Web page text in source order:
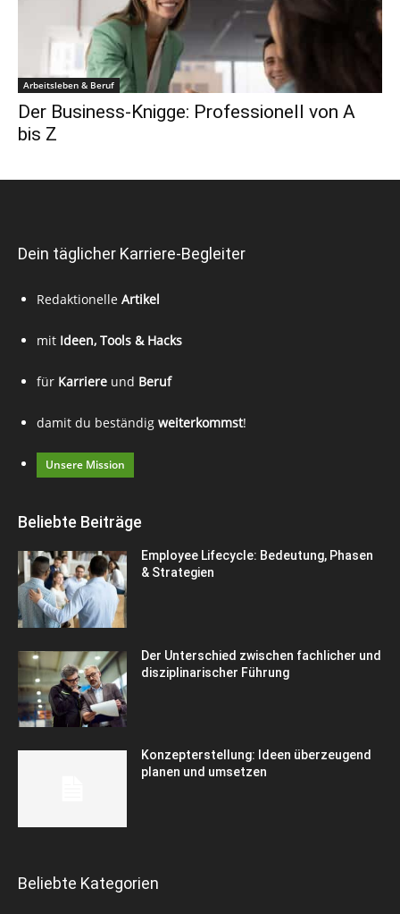
Arbeitsleben & Beruf
Der Business-Knigge: Professionell von A
bis Z
Dein täglicher Karriere-Begleiter
Redaktionelle Artikel
mit Ideen, Tools & Hacks
für Karriere und Beruf
damit du beständig weiterkommst!
Unsere Mission
Beliebte Beiträge
Employee Lifecycle: Bedeutung, Phasen
& Strategien
Der Unterschied zwischen fachlicher und
disziplinarischer Führung
Konzepterstellung: Ideen überzeugend
planen und umsetzen
Beliebte Kategorien